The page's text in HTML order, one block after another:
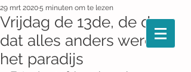
Vrijdag de 13de, de dag
dat alles anders werd in
het paradijs
29 mrt 20205 minuten om te lezen